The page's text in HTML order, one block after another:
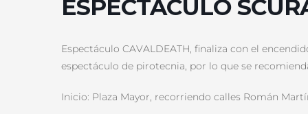
ESPECTÁCULO
Espectáculo CAVALDEATH, finaliza con el
espectáculo de pirotecnia, por lo que se
Inicio: Plaza Mayor, recorriendo calles Román